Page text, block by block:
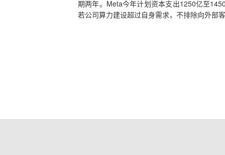
期两年。Meta今年计划资本支出1250亿至
若公司算力建设超过自身需求，不排除向外部